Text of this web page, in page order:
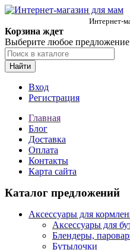
Интернет-
Корзина ждет
Выберите любое предложение
Найти
Вход
Регистрация
Главная
Блог
Доставка
Оплата
Контакты
Карта сайта
Каталог предложений
Аксессуары для
Аксессуары для
Блендеры,
Бутылочки